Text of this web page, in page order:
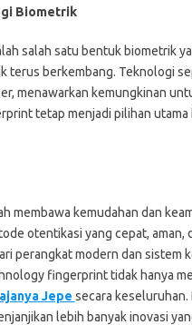
Biometrik
salah satu bentuk biometrik
terus berkembang. Teknologi
menawarkan kemungkinan
tetap menjadi pilihan
membawa kemudahan dan
otentikasi yang cepat,
perangkat modern dan sistem
fingerprint tidak hanya
Jepe secara
lebih banyak inovasi